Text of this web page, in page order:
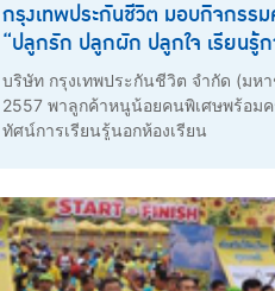
กรุงเทพประกันชีวิต มอบกิจกรร
“ปลูกรัก ปลูกผัก ปลูกใจ เรียนรู้
พาหนูน้อยเปิดโลกทัศน์การเรียน
ประสบการณ์ชีวิต
บริษัท กรุงเทพประกันชีวิต จำกัด (มห
2557 พาลูกค้าหนูน้อยคนพิเศษพร้อม
ทัศน์การเรียนรู้นอกห้องเรียน